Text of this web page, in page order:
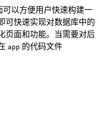
可以方便用户快速构建一
可快速实现对数据库中的
页面和功能。当需要对后
app 的代码文件